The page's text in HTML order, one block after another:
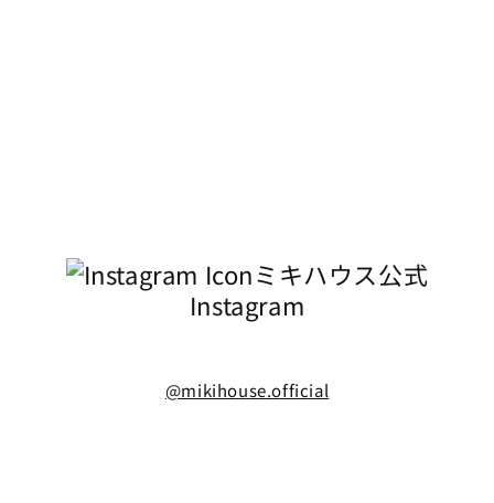
ミキハウス公式
Instagram
@mikihouse.official